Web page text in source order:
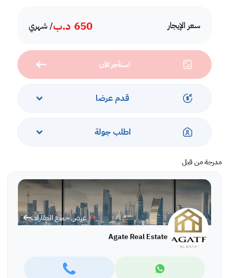
سعر الإيجار 650 د.ب/ شهري
استأجر الآن
قدم عرضا
اطلب جولة
مدرجة من قبل
عرض جميع العقارات
Agate Real Estate